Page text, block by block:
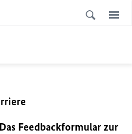
Feedbackformular zur